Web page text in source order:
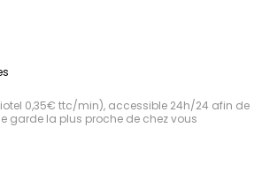
0,35€ ttc/min), accessible 24h/24 afin de
garde la plus proche de chez vous